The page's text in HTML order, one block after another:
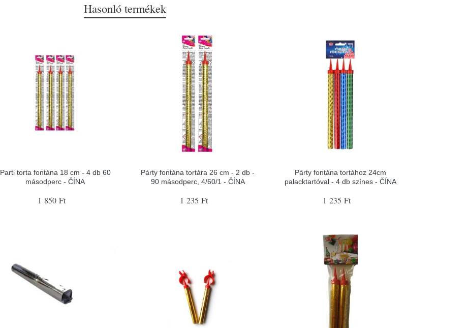
Hasonló termékek
Parti torta fontána 18 cm - 4 db 60
másodperc - ČÍNA
1 850 Ft
Párty fontána tortára 26 cm - 2 db -
90 másodperc, 4/60/1 - ČÍNA
1 235 Ft
Párty fontána tortához 24cm
palacktartóval - 4 db színes - ČÍNA
1 235 Ft